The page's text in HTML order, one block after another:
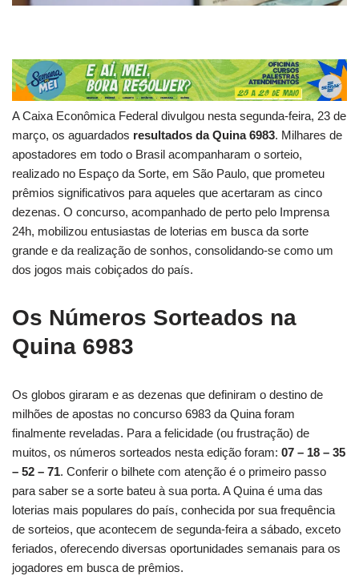
A Caixa Econômica Federal divulgou nesta segunda-feira, 23 de
março, os aguardados resultados da Quina 6983. Milhares de
apostadores em todo o Brasil acompanharam o sorteio,
realizado no Espaço da Sorte, em São Paulo, que prometeu
prêmios significativos para aqueles que acertaram as cinco
dezenas. O concurso, acompanhado de perto pelo Imprensa
24h, mobilizou entusiastas de loterias em busca da sorte
grande e da realização de sonhos, consolidando-se como um
dos jogos mais cobiçados do país.
Os Números Sorteados na
Quina 6983
Os globos giraram e as dezenas que definiram o destino de
milhões de apostas no concurso 6983 da Quina foram
finalmente reveladas. Para a felicidade (ou frustração) de
muitos, os números sorteados nesta edição foram: 07 – 18 – 35
– 52 – 71. Conferir o bilhete com atenção é o primeiro passo
para saber se a sorte bateu à sua porta. A Quina é uma das
loterias mais populares do país, conhecida por sua frequência
de sorteios, que acontecem de segunda-feira a sábado, exceto
feriados, oferecendo diversas oportunidades semanais para os
jogadores em busca de prêmios.